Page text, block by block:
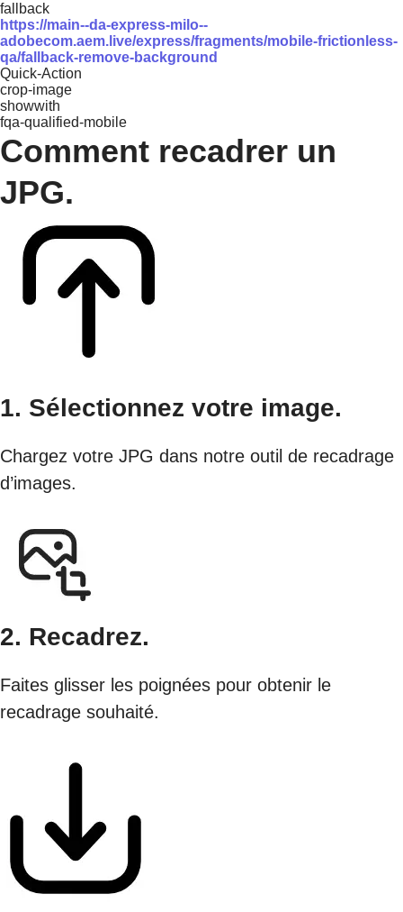
fallback
https://main--da-express-milo--
adobecom.aem.live/express/fragments/mobile-frictionless-
qa/fallback-remove-background
Quick-Action
crop-image
showwith
fqa-qualified-mobile
Comment recadrer un
JPG.
1. Sélectionnez votre image.
Chargez votre JPG dans notre outil de recadrage
d’images.
2. Recadrez.
Faites glisser les poignées pour obtenir le
recadrage souhaité.